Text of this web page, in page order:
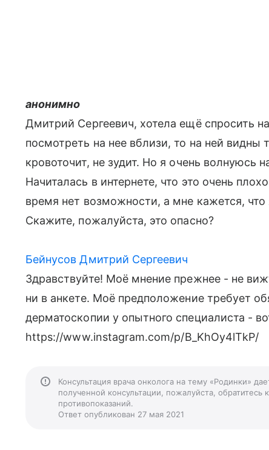
анонимно
Дмитрий Сергеевич, хотела ещё спросить
посмотреть на нее вблизи, то на ней видны
кровоточит, не зудит. Но я очень волнуюсь
Начиталась в интернете, что это очень
время нет возможности, а мне кажется,
Скажите, пожалуйста, это опасно?
Бейнусов Дмитрий Сергеевич
Здравствуйте! Моё мнение прежнее - не
ни в анкете. Моё предположение требует
дерматоскопии у опытного специалиста -
https://www.instagram.com/p/B_KhOy4lTkP/
Консультация врача онколога на тему «Родинки»
полученной консультации, пожалуйста,
противопоказаний.
Ответ опубликован 27 мая 2021